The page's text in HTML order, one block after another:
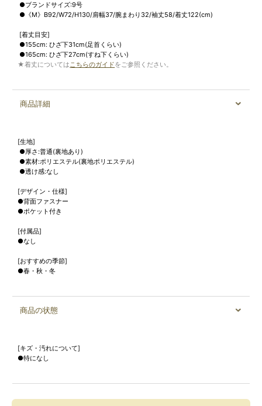
●ブランドサイズ:9号
●《M》B92/W72/H130/肩幅37/腕まわり32/袖丈58/着丈122(cm)
[着丈目安]
●155cm: ひざ下31cm(足首くらい)
●165cm: ひざ下27cm(すね下くらい)
★着丈については こちらのガイドをご参照ください。
商品詳細
[生地]
●厚さ:普通(裏地あり)
●素材:ポリエステル(裏地ポリエステル)
●透け感:なし
[デザイン・仕様]
●背面ファスナー
●ポケット付き
[付属品]
●なし
[おすすめの季節]
●春・秋・冬
商品の状態
[キズ・汚れについて]
●特になし